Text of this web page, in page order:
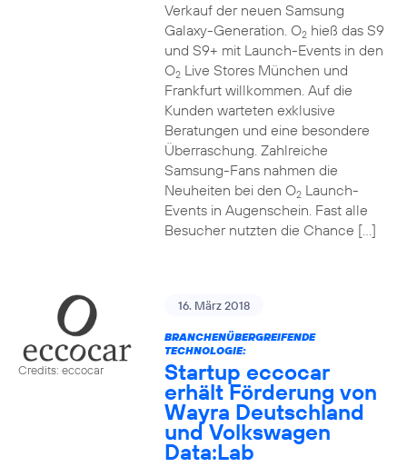
Verkauf der neuen Samsung
Galaxy-Generation. O2hieß das S9
und S9+ mit Launch-Events in den
O2Live Stores München und
Frankfurt willkommen. Auf die
Kunden warteten exklusive
Beratungen und eine besondere
Überraschung. Zahlreiche
Samsung-Fans nahmen die
Neuheiten bei den O2Launch-
Events in Augenschein. Fast alle
Besucher nutzten die Chance […]
Credits: eccocar
16. März 2018
BRANCHENÜBERGREIFENDE
TECHNOLOGIE:
Startup eccocar
erhält Förderung von
Wayra Deutschland
und Volkswagen
Data:Lab